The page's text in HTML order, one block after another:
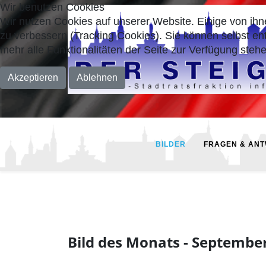
BILDER FRAGEN &
Bild des Monats -
Wir benutzen Cookies
Wir nutzen Cookies auf unserer Website. Einige von
zu verbessern (Tracking Cookies). Sie können selbst
mehr alle Funktionalitäten der Seite zur Verfügung
Akzeptieren Ablehnen